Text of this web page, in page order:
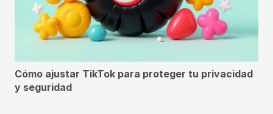
Cómo ajustar TikTok para proteger tu privacidad
y seguridad